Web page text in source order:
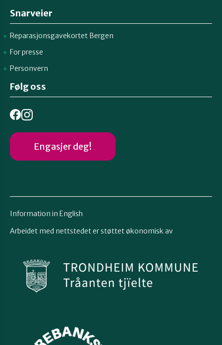
Snarveier
Reparasjonsgavekortet Bergen
For presse
Personvern
Følg oss
Engasjer deg!
Information in English
Arbeidet med nettstedet er støttet økonomisk av